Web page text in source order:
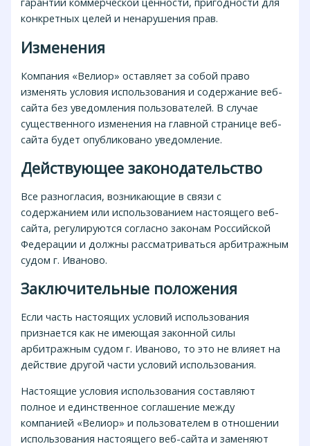
конкретных целей и ненарушения прав.
Изменения
Компания «Велиор» оставляет за собой право
изменять условия использования и содержание веб-
сайта без уведомления пользователей. В случае
существенного изменения на главной странице веб-
сайта будет опубликовано уведомление.
Действующее законодательство
Все разногласия, возникающие в связи с
содержанием или использованием настоящего веб-
сайта, регулируются согласно законам Российской
Федерации и должны рассматриваться арбитражным
судом г. Иваново.
Заключительные положения
Если часть настоящих условий использования
признается как не имеющая законной силы
арбитражным судом г. Иваново, то это не влияет на
действие другой части условий использования.
Настоящие условия использования составляют
полное и единственное соглашение между
компанией «Велиор» и пользователем в отношении
использования настоящего веб-сайта и заменяют